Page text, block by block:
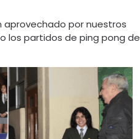
aprovechado por nuestros
los partidos de ping pong de